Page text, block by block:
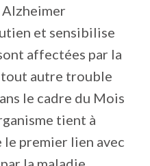
et sensibilise
affectées par la
tout autre trouble
le cadre du Mois
tient à
premier lien avec